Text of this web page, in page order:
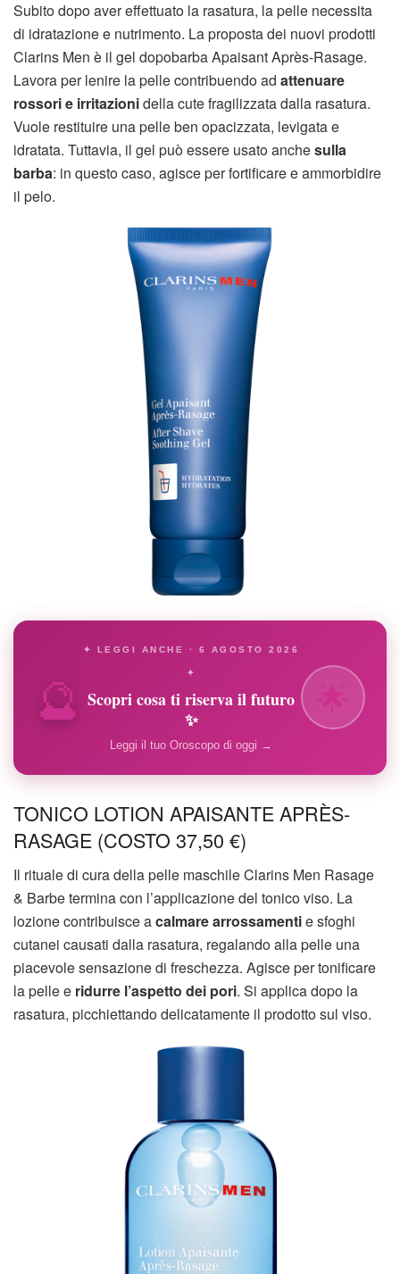
Subito dopo aver effettuato la rasatura, la pelle necessita
di idratazione e nutrimento. La proposta dei nuovi prodotti
Clarins Men è il gel dopobarba Apaisant Après-Rasage.
Lavora per lenire la pelle contribuendo ad attenuare
rossori e irritazionidella cute fragilizzata dalla rasatura.
Vuole restituire una pelle ben opacizzata, levigata e
idratata. Tuttavia, il gel può essere usato anchesulla
barba: in questo caso, agisce per fortificare e ammorbidire
il pelo.
🔮
✦ LEGGI ANCHE · 6 AGOSTO 2026
✦
Scopri cosa ti riserva il futuro
✨
Leggi il tuo Oroscopo di oggi →
TONICO LOTION APAISANTE APRÈS-
RASAGE (COSTO 37,50 €)
Il rituale di cura della pelle maschile Clarins Men Rasage
& Barbe termina con l’applicazione del tonico viso. La
lozione contribuisce acalmare arrossamentie sfoghi
cutanei causati dalla rasatura, regalando alla pelle una
piacevole sensazione di freschezza. Agisce per tonificare
la pelle e ridurre l’aspetto dei pori. Si applica dopo la
rasatura, picchiettando delicatamente il prodotto sul viso.